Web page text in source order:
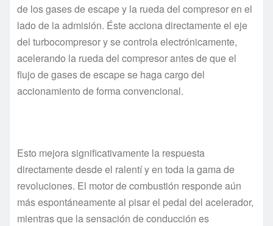
de los gases de escape y la rueda del compresor en el
lado de la admisión. Éste acciona directamente el eje
del turbocompresor y se controla electrónicamente,
acelerando la rueda del compresor antes de que el
flujo de gases de escape se haga cargo del
accionamiento de forma convencional.
Esto mejora significativamente la respuesta
directamente desde el ralentí y en toda la gama de
revoluciones. El motor de combustión responde aún
más espontáneamente al pisar el pedal del acelerador,
mientras que la sensación de conducción es